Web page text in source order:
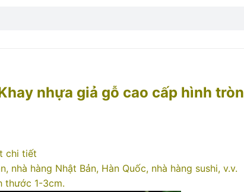
nhựa giả gỗ cao cấp hình tròn
chi tiết
nhà hàng Nhật Bản, Hàn Quốc, nhà hàng sushi, v.v.
thước 1-3cm.